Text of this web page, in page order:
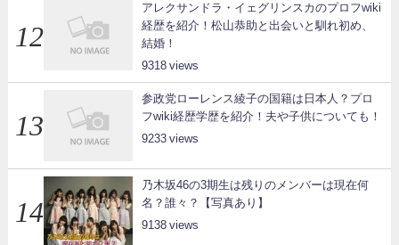
アレクサンドラ・イェグリンスカのプロフwiki
経歴を紹介！松山恭助と出会いと馴れ初め、
結婚！
9318
参政党ローレンス綾子の国籍は日本人？プロ
フwiki経歴学歴を紹介！夫や子供についても！
9233
乃木坂46の3期生は残りのメンバーは現在何
名？誰々？【写真あり】
9138